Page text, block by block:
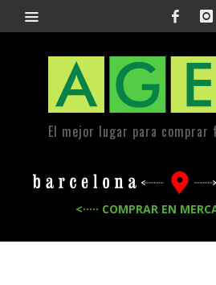
El mejor lugar para comprar
<····· COMPRAR EN